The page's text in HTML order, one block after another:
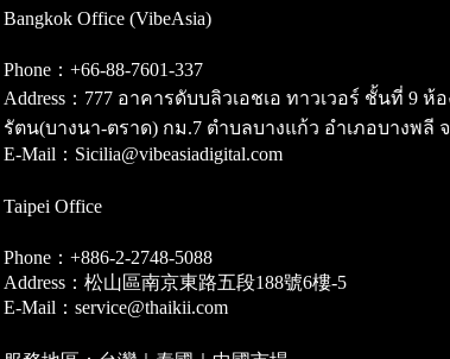
Bangkok Office (VibeAsia)
Phone：+66-88-7601-337
Address：777 อาคารดับบลิวเอชเอ ทาวเวอร์ ชั้นที่ 9 ห้
รัตน(บางนา-ตราด) กม.7 ตำบลบางแก้ว อำเภอบางพลี
E-Mail：Sicilia@vibeasiadigital.com
Taipei Office
Phone：+886-2-2748-5088
Address：松山區南京東路五段188號6樓-5
E-Mail：service@thaikii.com